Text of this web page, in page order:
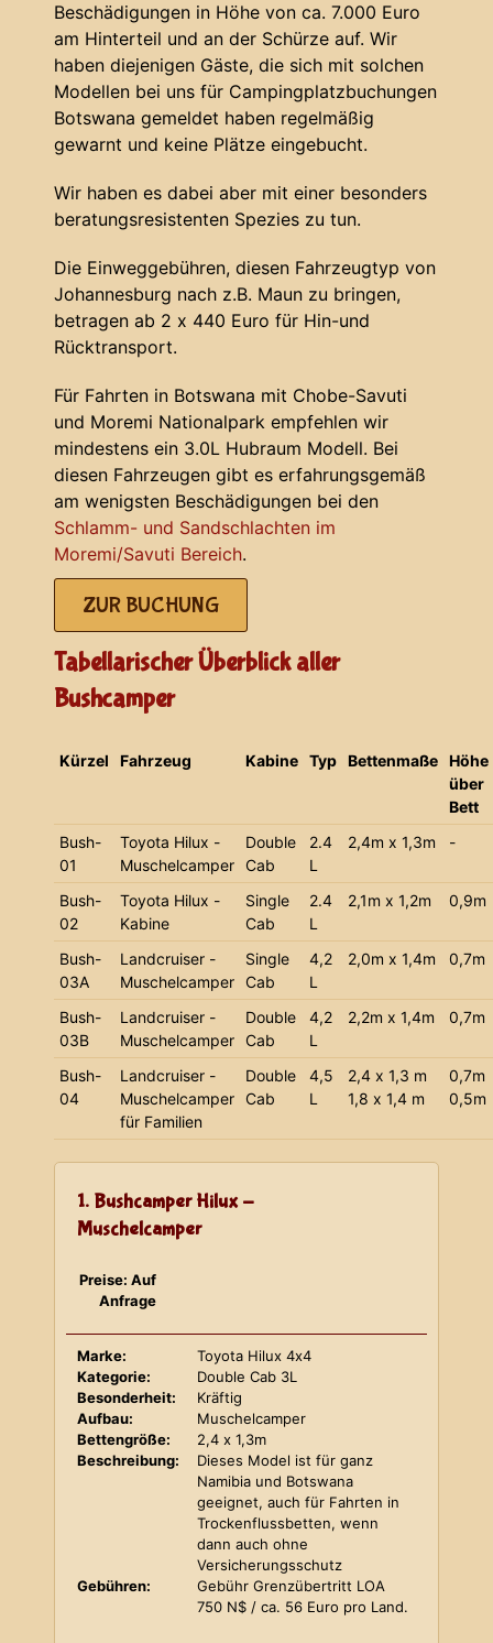
Beschädigungen in Höhe von ca. 7.000 Euro
am Hinterteil und an der Schürze auf. Wir
haben diejenigen Gäste, die sich mit solchen
Modellen bei uns für Campingplatzbuchungen
Botswana gemeldet haben regelmäßig
gewarnt und keine Plätze eingebucht.
Wir haben es dabei aber mit einer besonders
beratungsresistenten Spezies zu tun.
Die Einweggebühren, diesen Fahrzeugtyp von
Johannesburg nach z.B. Maun zu bringen,
betragen ab 2 x 440 Euro für Hin-und
Rücktransport.
Für Fahrten in Botswana mit Chobe-Savuti
und Moremi Nationalpark empfehlen wir
mindestens ein 3.0L Hubraum Modell. Bei
diesen Fahrzeugen gibt es erfahrungsgemäß
am wenigsten Beschädigungen bei den
Schlamm- und Sandschlachten im
Moremi/Savuti Bereich.
ZUR BUCHUNG
Tabellarischer Überblick aller
Bushcamper
Kürzel Fahrzeug Kabine Typ Bettenmaße Höhe
über
Bett
Bush-
01
Toyota Hilux -
Muschelcamper
Double
Cab
2.4
L
2,4m x 1,3m -
Bush-
02
Toyota Hilux -
Kabine
Single
Cab
2.4
L
2,1m x 1,2m 0,9m
Bush-
03A
Landcruiser -
Muschelcamper
Single
Cab
4,2
L
2,0m x 1,4m 0,7m
Bush-
03B
Landcruiser -
Muschelcamper
Double
Cab
4,2
L
2,2m x 1,4m 0,7m
Bush-
04
Landcruiser -
Muschelcamper
für Familien
Double
Cab
4,5
L
2,4 x 1,3 m
1,8 x 1,4 m
0,7m
0,5m
1. Bushcamper Hilux -
Muschelcamper
Preise: Auf
Anfrage
Marke:
Toyota Hilux 4x4
Kategorie:
Double Cab 3L
Besonderheit:
Kräftig
Aufbau:
Muschelcamper
Bettengröße:
2,4 x 1,3m
Beschreibung:
Dieses Model ist für ganz
Namibia und Botswana
geeignet, auch für Fahrten in
Trockenflussbetten, wenn
dann auch ohne
Versicherungsschutz
Gebühren:
Gebühr Grenzübertritt LOA
750 N$ / ca. 56 Euro pro Land.